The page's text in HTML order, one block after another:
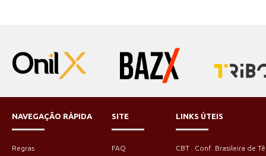
NAVEGAÇÃO RÁPIDA
Regras
SITE
FAQ
LINKS ÚTEIS
CBT . Conf. Brasileira de